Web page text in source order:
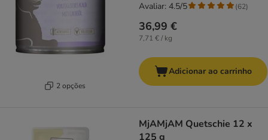
2 opções
36,99 €
7,71 € / kg
Avaliar: 4.5/5 (62)
Adicionar ao carrinho
MjAMjAM Quetschie 12 x
125 g